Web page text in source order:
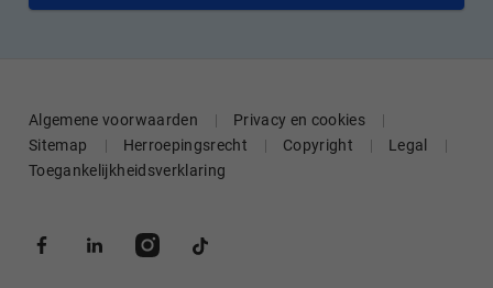
Algemene voorwaarden
Privacy en cookies
Sitemap
Herroepingsrecht Copyright
Legal
Toegankelijkheidsverklaring